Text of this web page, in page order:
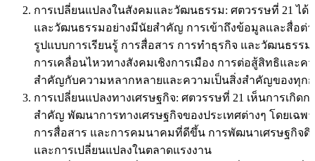
การเปลี่ยนแปลงในสังคมและวัฒนธรรม: ศตวรรษที่ 21 ได้
และวัฒนธรรมอย่างมีนัยสำคัญ การเข้าถึงข้อมูลและสื่อต่า
รูปแบบการเรียนรู้ การสื่อสาร การทำธุรกิจ และวัฒนธรร
การเคลื่อนไหวทางสังคมเชิงการเมือง การต่อสู้สิทธิและค
สำคัญกับความหลากหลายและความเป็นสิ่งสำคัญของทุก
การเปลี่ยนแปลงทางเศรษฐกิจ: ศตวรรษที่ 21 เห็นการเกิด
สำคัญ พัฒนาการทางเศรษฐกิจของประเทศต่างๆ โดยเฉพ
การสื่อสาร และการคมนาคมที่ดีขึ้น การพัฒนาเศรษฐกิจดิจิ
และการเปลี่ยนแปลงในตลาดแรงงาน